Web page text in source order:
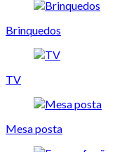
Brinquedos
TV
Mesa posta